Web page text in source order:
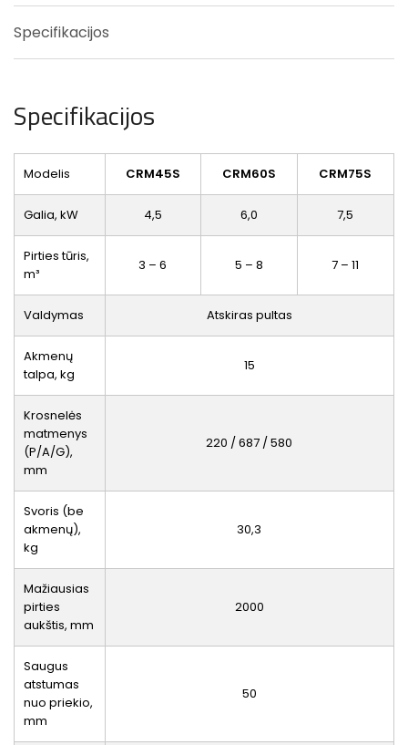
Specifikacijos
Specifikacijos
Modelis CRM45S CRM60S CRM75S
Galia, kW 4,5 6,0 7,5
Pirties tūris,
m³
3 – 6 5 – 8 7 – 11
Valdymas Atskiras pultas
Akmenų
talpa, kg
15
Krosnelės
matmenys
(P/A/G),
mm
220 / 687 / 580
Svoris (be
akmenų),
kg
30,3
Mažiausias
pirties
aukštis, mm
2000
Saugus
atstumas
nuo priekio,
mm
50